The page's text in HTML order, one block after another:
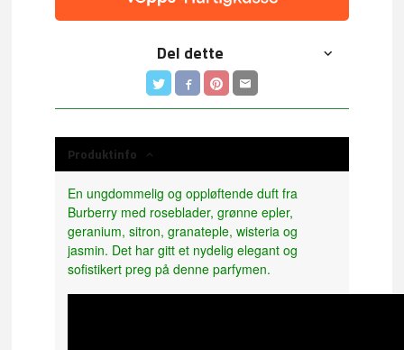
Del dette
Produktinfo
En ungdommelig og oppløftende duft fra
Burberry med roseblader, grønne epler,
geranium, sitron, granateple, wisteria og
jasmin. Det har gitt et nydelig elegant og
sofistikert preg på denne parfymen.